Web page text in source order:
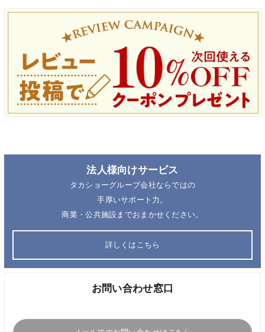
法人様向けサービス
タカショーグループ会社ならではの
手厚いサポート力。
商業・公共施設までおまかせください。
詳しくはこちら
お問い合わせ窓口